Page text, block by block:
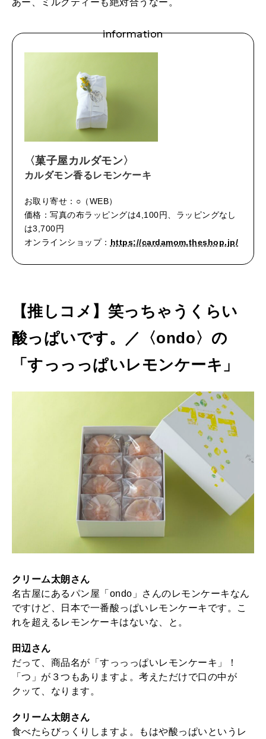
information
〈菓子屋カルダモン〉
カルダモン香るレモンケーキ
お取り寄せ：○（WEB）
価格：写真の布ラッピングは4,100円、ラッピングなし
は3,700円
オンラインショップ： https://cardamom.theshop.jp/
【推しコメ】笑っちゃうくらい
酸っぱいです。／〈ondo〉の
「すっっっぱいレモンケーキ」
クリーム太朗さん
名古屋にあるパン屋「ondo」さんのレモンケーキなん
ですけど、日本で一番酸っぱいレモンケーキです。こ
れを超えるレモンケーキはないな、と。
田辺さん
だって、商品名が「すっっっぱいレモンケーキ」！
「つ」が３つもありますよ。考えただけで口の中が
クッて、なります。
クリーム太朗さん
食べたらびっくりしますよ。もはや酸っぱいというレ